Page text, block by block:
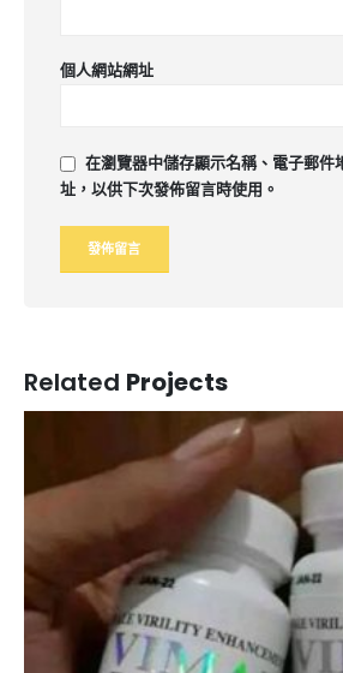
個人網站網址
在瀏覽器中儲存顯示名稱、電子郵件
址，以供下次發佈留言時使用。
Related Projects